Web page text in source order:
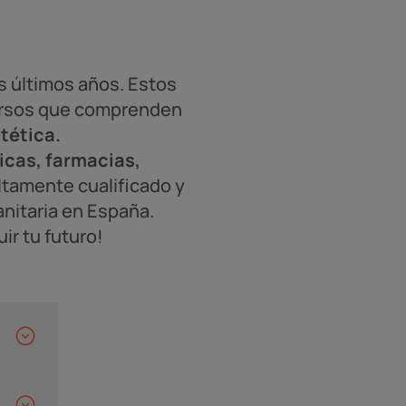
últimos años. Estos
que comprenden
farmacias,
cualificado y
en España.
tu futuro!